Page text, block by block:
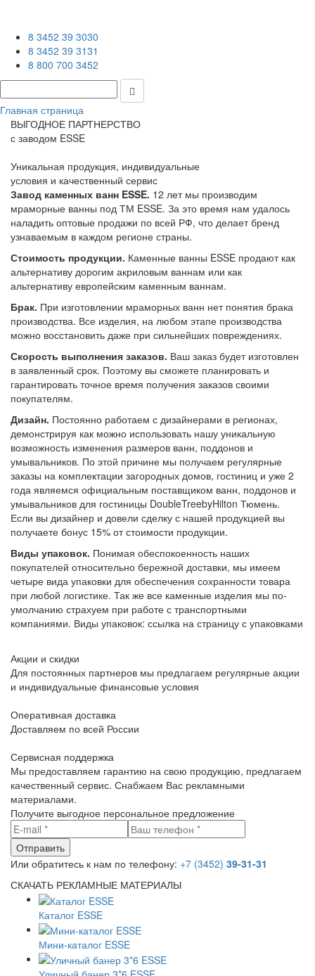
8 3452 39 3030
8 3452 39 3131
8 800 700 3452
Главная страница
ВЫГОДНОЕ ПАРТНЕРСТВО
с заводом ESSE
Уникальная продукция, индивидуальные
условия и качественный сервис
Завод каменных ванн ESSE. 12 лет мы производим
мраморные ванны под ТМ ESSE. За это время нам удалось
наладить оптовые продажи по всей РФ, что делает бренд
узнаваемым в каждом регионе страны.
Стоимость продукции. Каменные ванны ESSE продают как
альтернативу дорогим акриловым ваннам или как
альтернативу европейским каменным ваннам.
Брак. При изготовлении мраморных ванн нет понятия брака
производства. Все изделия, на любом этапе производства
можно восстановить даже при сильнейших повреждениях.
Скорость выполнения заказов. Ваш заказ будет изготовлен
в заявленный срок. Поэтому вы сможете планировать и
гарантировать точное время получения заказов своими
покупателям.
Дизайн. Постоянно работаем с дизайнерами в регионах,
демонстрируя как можно использовать нашу уникальную
возможность изменения размеров ванн, поддонов и
умывальников. По этой причине мы получаем регулярные
заказы на комплектации загородных домов, гостиниц и уже 2
года являемся официальным поставщиком ванн, поддонов и
умывальников для гостиницы DoubleTreebyHilton Тюмень.
Если вы дизайнер и довели сделку с нашей продукцией вы
получаете бонус 15% от стоимости продукции.
Виды упаковок. Понимая обеспокоенность наших
покупателей относительно бережной доставки, мы имеем
четыре вида упаковки для обеспечения сохранности товара
при любой логистике. Так же все каменные изделия мы по-
умолчанию страхуем при работе с транспортными
компаниями. Виды упаковок: ссылка на страницу с упаковками
Акции и скидки
Для постоянных партнеров мы предлагаем регулярные акции
и индивидуальные финансовые условия
Оперативная доставка
Доставляем по всей России
Сервисная поддержка
Мы предоставляем гарантию на свою продукцию, предлагаем
качественный сервис. Снабжаем Вас рекламными
материалами.
Получите выгодное персональное предложение
Или обратитесь к нам по телефону: +7 (3452) 39-31-31
СКАЧАТЬ РЕКЛАМНЫЕ МАТЕРИАЛЫ
Каталог ESSE
Мини-каталог ESSE